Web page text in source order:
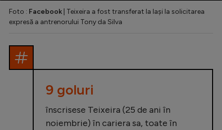
Foto : Facebook | Teixeira a fost transferat la Iași la solicitarea
expresă a antrenorului Tony da Silva
9 goluri
înscrisese Teixeira (25 de ani în
noiembrie) în cariera sa, toate în